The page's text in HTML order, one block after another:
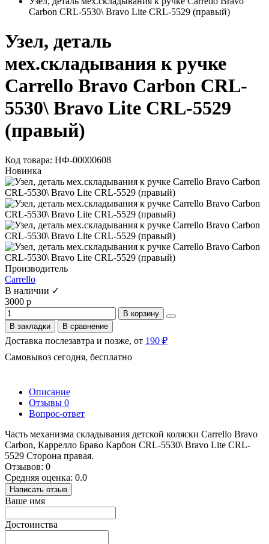
Carbon CRL-5530\ Bravo Lite CRL-5529 (правый)
Узел, деталь
мех.складывания к ручке
Carrello Bravo Carbon CRL-
5530\ Bravo Lite CRL-5529
(правый)
Код товара: НФ-00000608
Новинка
Производитель
Carrello
В наличии ✓
3000 р
В корзину
В закладки
В сравнение
Доставка послезавтра и позже, от 190 ₽
Самовывоз сегодня, бесплатно
Описание
Отзывы 0
Вопрос-ответ
Часть механизма складывания детской коляски Carrello Bravo
Carbon, Каррелло Браво Карбон CRL-5530\ Bravo Lite CRL-
5529 Сторона правая.
Отзывов: 0
Средняя оценка: 0.0
Написать отзыв
Ваше имя
Достоинства